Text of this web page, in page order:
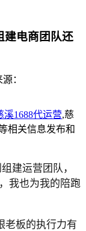
建电商团队还
源：
溪1688代运营,慈
相关信息发布和
建运营团队，
我也为我的陪跑
老板的执行力有